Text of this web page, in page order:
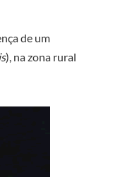
de um
), na zona rural